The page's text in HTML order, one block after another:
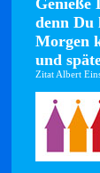
denn Du
Morgen
und
Zitat Albert